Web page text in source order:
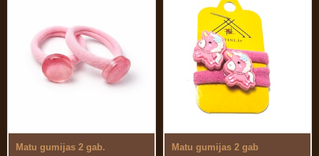
Matu gumijas 2 gab.
Matu gumijas 2 gab